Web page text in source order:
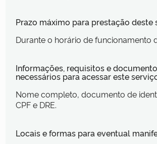
Prazo máximo para prestação deste
Durante o horário de funcionamento
Informações, requisitos e
necessários para acessar este
Nome completo, documento de
CPF e DRE.
Locais e formas para eventual